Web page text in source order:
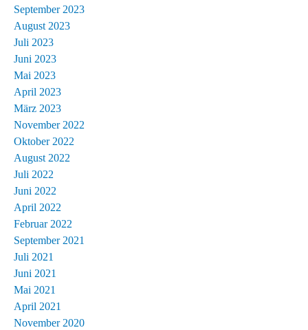
September 2023
August 2023
Juli 2023
Juni 2023
Mai 2023
April 2023
März 2023
November 2022
Oktober 2022
August 2022
Juli 2022
Juni 2022
April 2022
Februar 2022
September 2021
Juli 2021
Juni 2021
Mai 2021
April 2021
November 2020